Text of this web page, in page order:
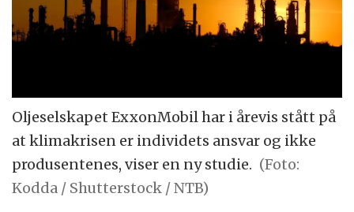
Oljeselskapet ExxonMobil har i årevis stått på
at klimakrisen er individets ansvar og ikke
produsentenes, viser en ny studie. (Foto:
Kodda / Shutterstock / NTB)